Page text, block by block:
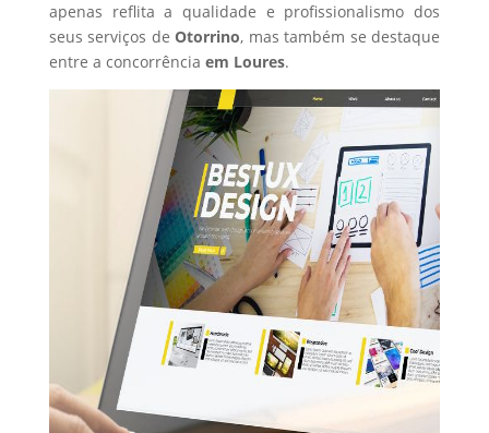
apenas reflita a qualidade e profissionalismo dos
seus serviços deOtorrino, mas também se destaque
entre a concorrência em Loures.